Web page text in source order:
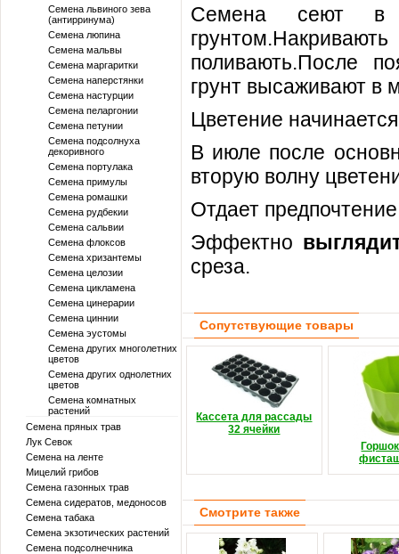
Семена львиного зева
(антирринума)
Семена люпина
Семена мальвы
Семена маргаритки
Семена наперстянки
Семена настурции
Семена пеларгонии
Семена петунии
Семена подсолнуха
декоривного
Семена портулака
Семена примулы
Семена ромашки
Семена рудбекии
Семена сальвии
Семена флоксов
Семена хризантемы
Семена целозии
Семена цикламена
Семена цинерарии
Семена циннии
Семена эустомы
Семена других многолетних
цветов
Семена других однолетних
цветов
Семена комнатных
растений
Семена пряных трав
Лук Севок
Семена на ленте
Мицелий грибов
Семена газонных трав
Семена сидератов, медоносов
Семена табака
Семена экзотических растений
Семена подсолнечника
Семена сеют в
поливають.После
грунт высаживают в
Цветение
В июле после
вторую волну
Отдает
Эффектно
среза.
Сопутствующие товары
Кассета для рассады
32 ячейки
Смотрите также